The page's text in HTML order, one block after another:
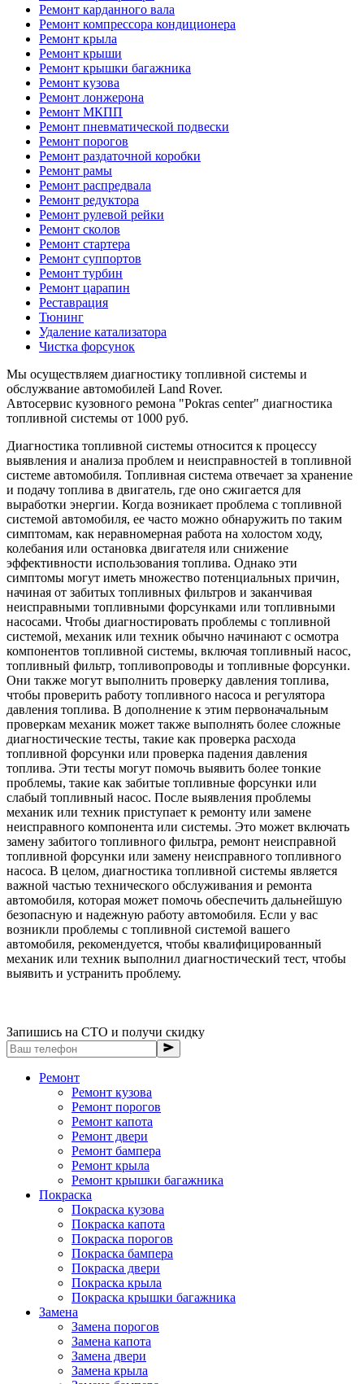
Ремонт карданного вала
Ремонт компрессора кондиционера
Ремонт крыла
Ремонт крыши
Ремонт крышки багажника
Ремонт кузова
Ремонт лонжерона
Ремонт МКПП
Ремонт пневматической подвески
Ремонт порогов
Ремонт раздаточной коробки
Ремонт рамы
Ремонт распредвала
Ремонт редуктора
Ремонт рулевой рейки
Ремонт сколов
Ремонт стартера
Ремонт суппортов
Ремонт турбин
Ремонт царапин
Реставрация
Тюнинг
Удаление катализатора
Чистка форсунок
Мы осуществляем диагностику топливной системы и
обслужвание автомобилей Land Rover.
Автосервис кузовного ремона "Pokras center" диагностика
топливной системы от 1000 руб.
Диагностика топливной системы относится к процессу
выявления и анализа проблем и неисправностей в топливной
системе автомобиля. Топливная система отвечает за хранение
и подачу топлива в двигатель, где оно сжигается для
выработки энергии. Когда возникает проблема с топливной
системой автомобиля, ее часто можно обнаружить по таким
симптомам, как неравномерная работа на холостом ходу,
колебания или остановка двигателя или снижение
эффективности использования топлива. Однако эти
симптомы могут иметь множество потенциальных причин,
начиная от забитых топливных фильтров и заканчивая
неисправными топливными форсунками или топливными
насосами. Чтобы диагностировать проблемы с топливной
системой, механик или техник обычно начинают с осмотра
компонентов топливной системы, включая топливный насос,
топливный фильтр, топливопроводы и топливные форсунки.
Они также могут выполнить проверку давления топлива,
чтобы проверить работу топливного насоса и регулятора
давления топлива. В дополнение к этим первоначальным
проверкам механик может также выполнять более сложные
диагностические тесты, такие как проверка расхода
топливной форсунки или проверка падения давления
топлива. Эти тесты могут помочь выявить более тонкие
проблемы, такие как забитые топливные форсунки или
слабый топливный насос. После выявления проблемы
механик или техник приступает к ремонту или замене
неисправного компонента или системы. Это может включать
замену забитого топливного фильтра, ремонт неисправной
топливной форсунки или замену неисправного топливного
насоса. В целом, диагностика топливной системы является
важной частью технического обслуживания и ремонта
автомобиля, которая может помочь обеспечить дальнейшую
безопасную и надежную работу автомобиля. Если у вас
возникли проблемы с топливной системой вашего
автомобиля, рекомендуется, чтобы квалифицированный
механик или техник выполнил диагностический тест, чтобы
выявить и устранить проблему.
Запишись на СТО и получи скидку
Ремонт
Ремонт кузова
Ремонт порогов
Ремонт капота
Ремонт двери
Ремонт бампера
Ремонт крыла
Ремонт крышки багажника
Покраска
Покраска кузова
Покраска капота
Покраска порогов
Покраска бампера
Покраска двери
Покраска крыла
Покраска крышки багажника
Замена
Замена порогов
Замена капота
Замена двери
Замена крыла